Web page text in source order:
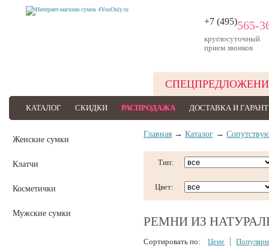
+7 (495)565-
круглосуточный
прием звонков
КАТАЛОГ СКИДКИ РАСПРОДАЖА ДОСТАВКА И
Женские сумки
Клатчи
Косметички
Мужские сумки
Главная → Каталог →
Тип:
Цвет:
РЕМНИ ИЗ
Сортировать по: Цене